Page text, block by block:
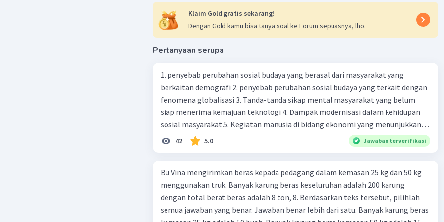
Klaim Gold gratis sekarang!
Dengan Gold kamu bisa tanya soal ke Forum sepuasnya, lho.
Pertanyaan serupa
1. penyebab perubahan sosial budaya yang berasal dari masyarakat yang
berkaitan demografi 2. penyebab perubahan sosial budaya yang terkait dengan
fenomena globalisasi 3. Tanda-tanda sikap mental masyarakat yang belum
siap menerima kemajuan teknologi 4. Dampak modernisasi dalam kehidupan
sosial masyarakat 5. Kegiatan manusia di bidang ekonomi yang menunjukkan
perubahan ke arah modernisasi 6. Contoh pengaruh modernisasi di bidang ilmu
pengetahuan dan pendidikan terhadap pola pikir masyarakat 7. Konsep
pahaman, salah satunya kesalahan tersebut menganggap jika menjadi modern
adalah mengikuti... 8. arti dari globalisasi 9. Bentuk kearifan lokal di wilayah
Madura yang berperan dalam pengelolaan SDA dan dukungan dalam bentuk
kebudayaan 10. Syarat menjaga tradisi kearifan lokal di Nusantara 11. Ciri uang
42 5.0 Jawaban terverifikasi
Bu Vina mengirimkan beras kepada pedagang dalam kemasan 25 kg dan 50 kg
menggunakan truk. Banyak karung beras keseluruhan adalah 200 karung
dengan total berat beras adalah 8 ton, 8. Berdasarkan teks tersebut, pilihlah
semua jawaban yang benar. Jawaban benar lebih dari satu. Banyak karung beras